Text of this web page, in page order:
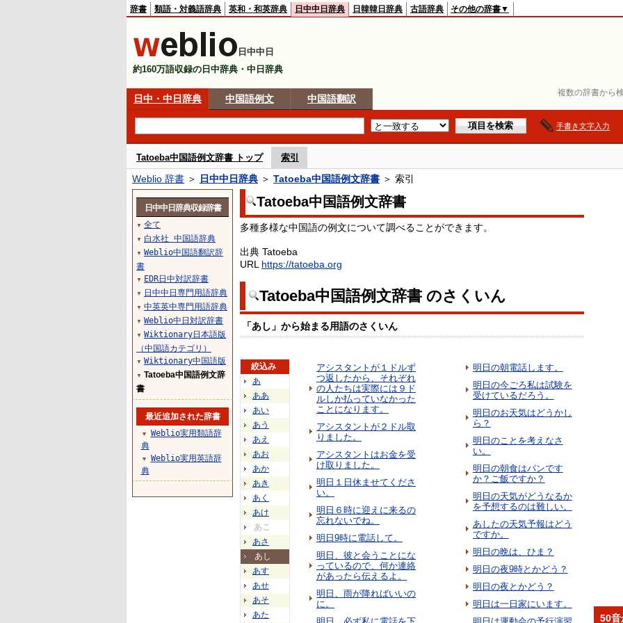
複数の辞書から
辞書 類語・対義語辞典 英和・和英辞典 日中中日辞典 日韓韓日辞典 古語辞典 その他の辞書▼
日中中日
約160万語収録の日中辞典・中日辞典
日中・中日辞典 中国語例文 中国語翻訳
手書き文字入力
Tatoeba中国語例文辞書 トップ 索引
Weblio 辞書 ＞ 日中中日辞典 ＞ Tatoeba中国語例文辞書 ＞ 索引
Tatoeba中国語例文辞書
多種多様な中国語の例文について調べることができます。
出典 Tatoeba
URL https://tatoeba.org
Tatoeba中国語例文辞書 のさくいん
「あし」から始まる用語のさくいん
絞込み
あ
ああ
あい
あう
あえ
あお
あか
あき
あく
あけ
あこ
あさ
あし
あす
あせ
あそ
あた
アシスタントが１ドルず
つ返したから、それぞれ
の人たちは実際には９ド
ルしか払っていなかった
ことになります。
アシスタントが２ドル取
りました。
アシスタントはお金を受
け取りました。
明日１日休ませてくださ
い。
明日６時に迎えに来るの
忘れないでね。
明日9時に電話して。
明日、彼と会うことにな
っているので、何か連絡
があったら伝えるよ。
明日、雨が降ればいいの
に。
明日の朝電話します。
明日の今ごろ私は試験を
受けているだろう。
明日のお天気はどうかし
ら？
明日のことを考えなさ
い。
明日の朝食はパンです
か？ご飯ですか？
明日の天気がどうなるか
を予想するのは難しい。
あしたの天気予報はどう
ですか。
明日の晩は、ひま？
明日の夜9時とかどう？
明日の夜とかどう？
明日は一日家にいます。
日中中日辞典収録辞書
▼ 全て
▼ 白水社 中国語辞典
▼ Weblio中国語翻訳辞
書
▼ EDR日中対訳辞書
▼ 日中中日専門用語辞典
▼ 中英英中専門用語辞典
▼ Weblio中日対訳辞書
▼ Wiktionary日本語版
（中国語カテゴリ）
▼ Wiktionary中国語版
▼ Tatoeba中国語例文辞
書
最近追加された辞書
▼
Weblio実用類語辞
典
▼
Weblio実用英語辞
典
50音